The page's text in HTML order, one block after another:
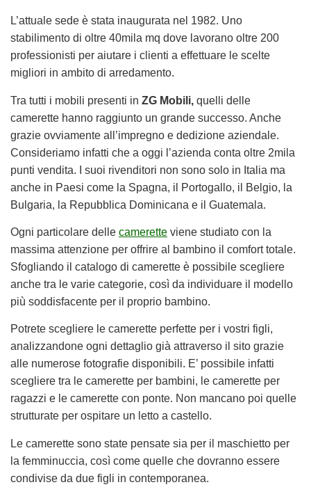
L’attuale sede è stata inaugurata nel 1982. Uno
stabilimento di oltre 40mila mq dove lavorano oltre 200
professionisti per aiutare i clienti a effettuare le scelte
migliori in ambito di arredamento.
Tra tutti i mobili presenti in ZG Mobili, quelli delle
camerette hanno raggiunto un grande successo. Anche
grazie ovviamente all’impregno e dedizione aziendale.
Consideriamo infatti che a oggi l’azienda conta oltre 2mila
punti vendita. I suoi rivenditori non sono solo in Italia ma
anche in Paesi come la Spagna, il Portogallo, il Belgio, la
Bulgaria, la Repubblica Dominicana e il Guatemala.
Ogni particolare delle camerette viene studiato con la
massima attenzione per offrire al bambino il comfort totale.
Sfogliando il catalogo di camerette è possibile scegliere
anche tra le varie categorie, così da individuare il modello
più soddisfacente per il proprio bambino.
Potrete scegliere le camerette perfette per i vostri figli,
analizzandone ogni dettaglio già attraverso il sito grazie
alle numerose fotografie disponibili. E’ possibile infatti
scegliere tra le camerette per bambini, le camerette per
ragazzi e le camerette con ponte. Non mancano poi quelle
strutturate per ospitare un letto a castello.
Le camerette sono state pensate sia per il maschietto per
la femminuccia, così come quelle che dovranno essere
condivise da due figli in contemporanea.